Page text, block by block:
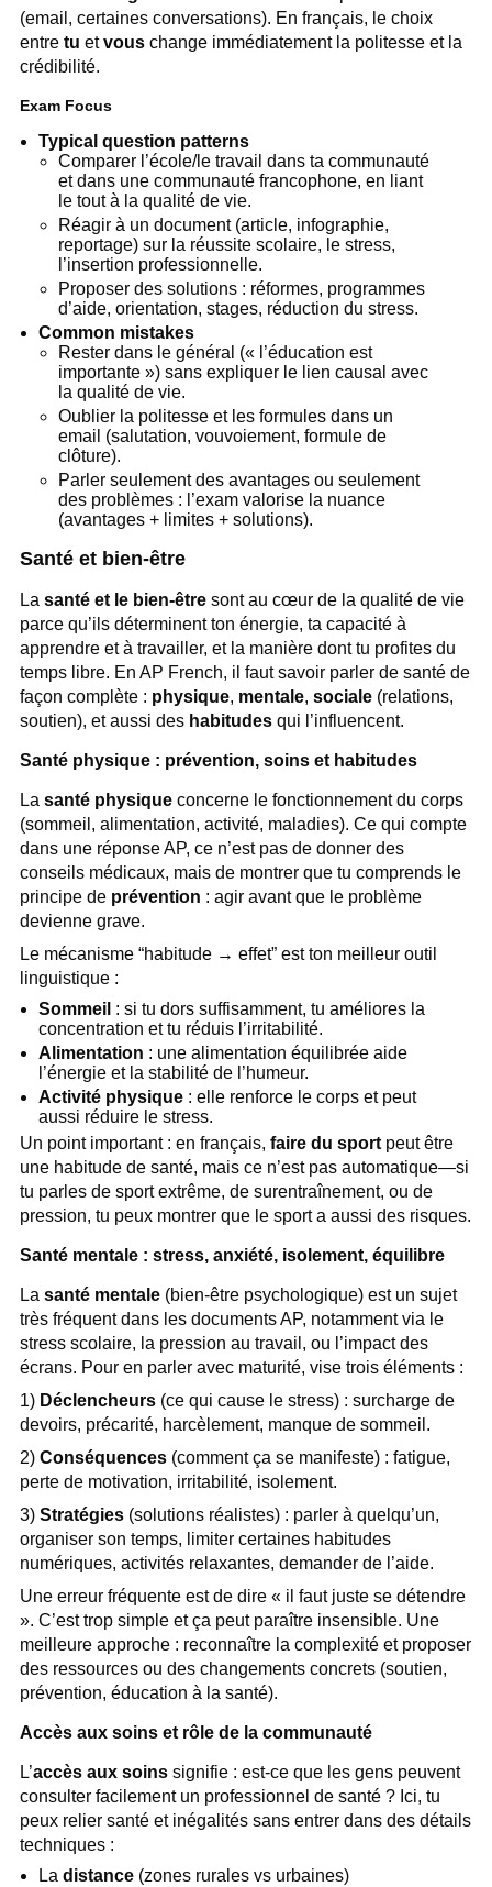
(email, certaines conversations). En français, le choix
entre tu etvouschange immédiatement la politesse et la
crédibilité.
Exam Focus
Typical question patterns
Comparer l’école/le travail dans ta communauté
et dans une communauté francophone, en liant
le tout à la qualité de vie.
Réagir à un document (article, infographie,
reportage) sur la réussite scolaire, le stress,
l’insertion professionnelle.
Proposer des solutions : réformes, programmes
d’aide, orientation, stages, réduction du stress.
Common mistakes
Rester dans le général (« l’éducation est
importante ») sans expliquer le lien causal avec
la qualité de vie.
Oublier la politesse et les formules dans un
email (salutation, vouvoiement, formule de
clôture).
Parler seulement des avantages ou seulement
des problèmes : l’exam valorise la nuance
(avantages + limites + solutions).
Santé et bien-être
La santé et le bien-êtresont au cœur de la qualité de vie
parce qu’ils déterminent ton énergie, ta capacité à
apprendre et à travailler, et la manière dont tu profites du
temps libre. En AP French, il faut savoir parler de santé de
façon complète : physique, mentale, sociale(relations,
soutien), et aussi des habitudesqui l’influencent.
Santé physique : prévention, soins et habitudes
La santé physiqueconcerne le fonctionnement du corps
(sommeil, alimentation, activité, maladies). Ce qui compte
dans une réponse AP, ce n’est pas de donner des
conseils médicaux, mais de montrer que tu comprends le
principe de prévention : agir avant que le problème
devienne grave.
Le mécanisme “habitude → effet” est ton meilleur outil
linguistique :
Sommeil : si tu dors suffisamment, tu améliores la
concentration et tu réduis l’irritabilité.
Alimentation : une alimentation équilibrée aide
l’énergie et la stabilité de l’humeur.
Activité physique : elle renforce le corps et peut
aussi réduire le stress.
Un point important : en français, faire du sportpeut être
une habitude de santé, mais ce n’est pas automatique—si
tu parles de sport extrême, de surentraînement, ou de
pression, tu peux montrer que le sport a aussi des risques.
Santé mentale : stress, anxiété, isolement, équilibre
La santé mentale(bien-être psychologique) est un sujet
très fréquent dans les documents AP, notamment via le
stress scolaire, la pression au travail, ou l’impact des
écrans. Pour en parler avec maturité, vise trois éléments :
1) Déclencheurs(ce qui cause le stress) : surcharge de
devoirs, précarité, harcèlement, manque de sommeil.
2) Conséquences(comment ça se manifeste) : fatigue,
perte de motivation, irritabilité, isolement.
3) Stratégies(solutions réalistes) : parler à quelqu’un,
organiser son temps, limiter certaines habitudes
numériques, activités relaxantes, demander de l’aide.
Une erreur fréquente est de dire « il faut juste se détendre
». C’est trop simple et ça peut paraître insensible. Une
meilleure approche : reconnaître la complexité et proposer
des ressources ou des changements concrets (soutien,
prévention, éducation à la santé).
Accès aux soins et rôle de la communauté
L’accès aux soinssignifie : est-ce que les gens peuvent
consulter facilement un professionnel de santé ? Ici, tu
peux relier santé et inégalités sans entrer dans des détails
techniques :
Ladistance (zones rurales vs urbaines)